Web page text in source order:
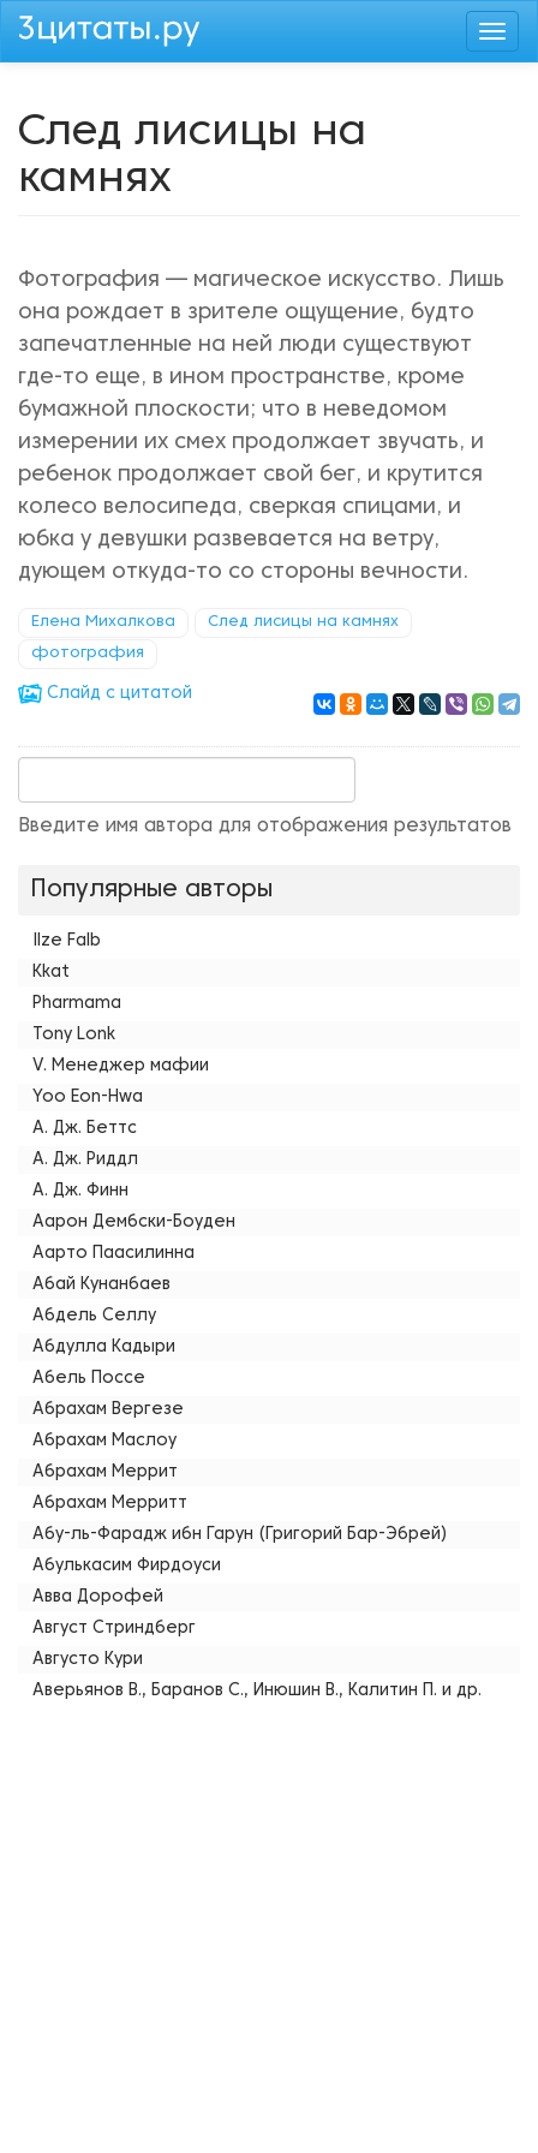
Перейти
След лисицы на
камнях
Фотография — магическое искусство. Лишь
она рождает в зрителе ощущение, будто
запечатленные на ней люди существуют
где-то еще, в ином пространстве, кроме
бумажной плоскости; что в неведомом
измерении их смех продолжает звучать, и
ребенок продолжает свой бег, и крутится
колесо велосипеда, сверкая спицами, и
юбка у девушки развевается на ветру,
дующем откуда-то со стороны вечности.
Елена Михалкова След лисицы на камнях
фотография
Cлайд с цитатой
Введите имя автора для отображения результатов
Популярные авторы
Ilze Falb
Kkat
Pharmama
Tony Lonk
V. Менеджер мафии
Yoo Eon-Hwa
А. Дж. Беттс
А. Дж. Риддл
А. Дж. Финн
Аарон Дембски-Боуден
Аарто Паасилинна
Абай Кунанбаев
Абдель Селлу
Абдулла Кадыри
Абель Поссе
Абрахам Вергезе
Абрахам Маслоу
Абрахам Меррит
Абрахам Мерритт
Абу-ль-Фарадж ибн Гарун (Григорий Бар-Эбрей)
Абулькасим Фирдоуси
Авва Дорофей
Август Стриндберг
Августо Кури
Аверьянов В., Баранов С., Инюшин В., Калитин П. и др.